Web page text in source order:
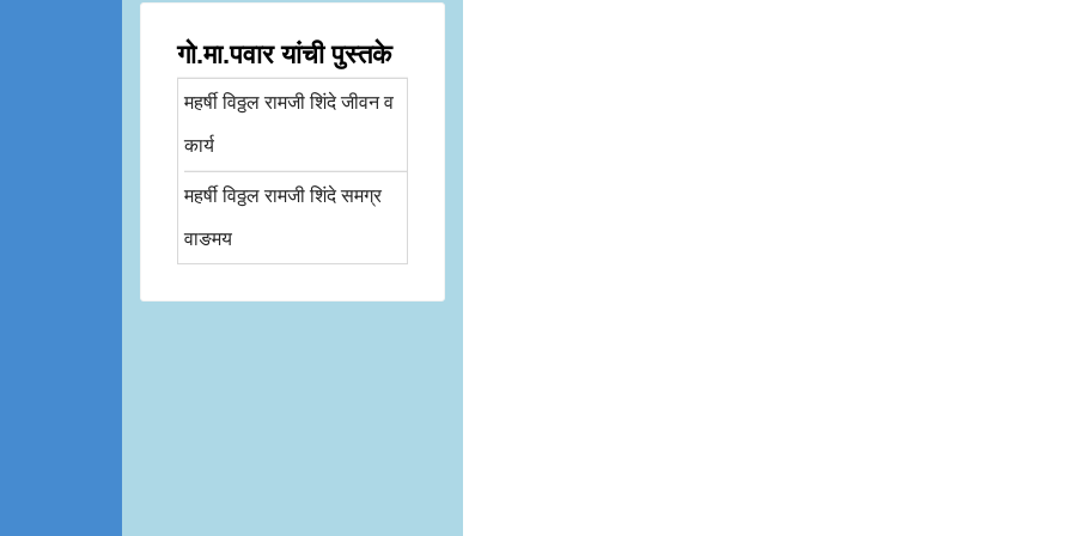
गो.मा.पवार यांची पुस्तके
महर्षी विठ्ठल रामजी शिंदे जीवन व
कार्य
महर्षी विठ्ठल रामजी शिंदे समग्र
वाङमय